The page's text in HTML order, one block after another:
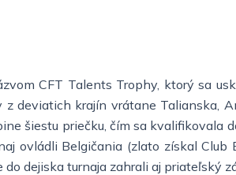
CFT Talents Trophy, ktorý sa
deviatich krajín vrátane Talianska,
šiestu priečku, čím sa kvalifikovala
Belgičania (zlato získal Club
dejiska turnaja zahrali aj priateľský